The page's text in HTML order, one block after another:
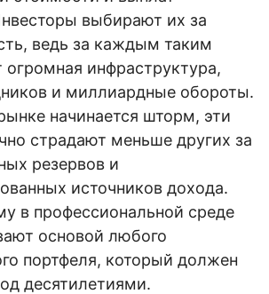
выбирают их за
ведь за каждым таким
огромная инфраструктура,
и миллиардные обороты.
начинается шторм, эти
страдают меньше других за
резервов и
источников дохода.
в профессиональной среде
основой любого
портфеля, который должен
десятилетиями.